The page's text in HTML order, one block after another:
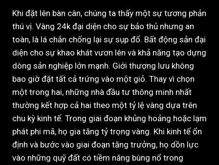
Khi đặt lên bàn cân, chúng ta thấy một sự tương phản
thú vị. Vàng 24k đại diện cho sự bảo thủ nhưng an
toàn, là lá chắn chống lại sự sụp đổ. Bất động sản đại
diện cho sự khao khát vươn lên và khả năng tạo dựng
dòng sản nghiệp lớn mạnh. Giới thượng lưu không
bao giờ đặt tất cả trứng vào một giỏ. Thay vì chọn
một trong hai, những nhà đầu tư thông minh nhất
thường kết hợp cả hai theo một tỷ lệ vàng dựa trên
chu kỳ kinh tế. Trong giai đoạn khủng hoảng hoặc lạm
phát phi mã, họ gia tăng tỷ trọng vàng. Khi kinh tế ổn
định và bước vào giai đoạn tăng trưởng, họ dồn lực
vào những quỹ đất có tiềm năng bùng nổ trong